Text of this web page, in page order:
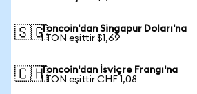
🇸🇬Toncoin'dan Singapur Doları'na
1 TON eşittir $1,69
🇨🇭Toncoin'dan İsviçre Frangı'na
1 TON eşittir CHF 1,08